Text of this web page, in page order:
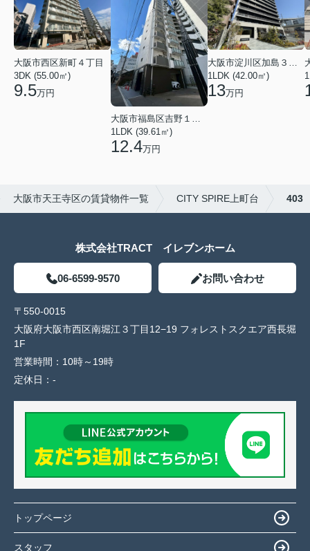
大阪市西区新町４丁目
3DK (55.00㎡)
9.5万円
大阪市福島区吉野１丁目
1LDK (39.61㎡)
12.4万円
1LDK (42.00㎡)
13万円
大阪市天王寺区の賃貸物件一覧 CITY SPIRE上町台 403
株式会社TRACT イレブンホーム
06-6599-9570 お問い合わせ
〒550-0015
大阪府大阪市西区南堀江３丁目12−19 フォレストスクエア西長堀
1F
営業時間： 10時～19時
定休日： -
トップページ
スタッフ